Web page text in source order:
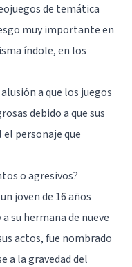
de temática
muy importante en
índole, en los
a que los juegos
debido a que sus
personaje que
o agresivos?
joven de 16 años
su hermana de nueve
actos, fue nombrado
a la gravedad del